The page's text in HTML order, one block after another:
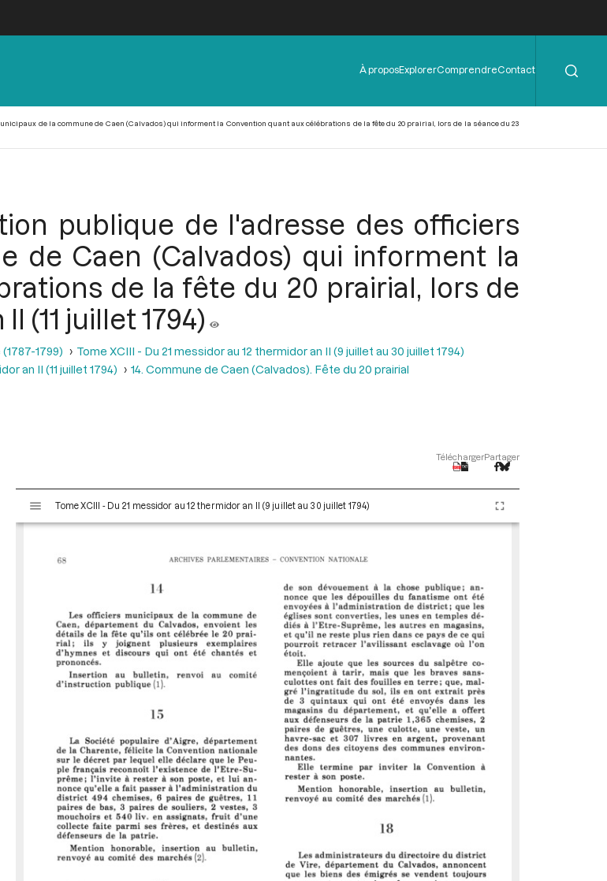
Menu
de
À proposExplorerComprendreContact
de la commune de Caen (Calvados) qui informent la Convention quant aux célébrations de la fête du 20 prairial, lors de la séance du 23
publique de l'adresse des officiers
de Caen (Calvados) qui informent la
de la fête du 20 prairial, lors de
(11 juillet 1794)
1799)
Tome XCIII - Du 21 messidor au 12 thermidor an II (9 juillet au 30 juillet 1794)
an II (11 juillet 1794) 14. Commune de Caen (Calvados). Fête du 20 prairial
TéléchargerPartager
s
Tome XCIII - Du 21 messidor au 12 thermidor an II (9 juillet au 30 juillet 1794)